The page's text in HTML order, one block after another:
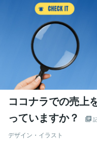
ココナラでの売上
っていますか？
デザイン・イラスト